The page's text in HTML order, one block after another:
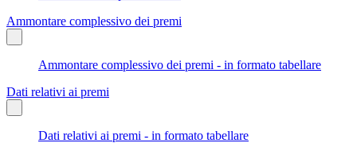
Ammontare complessivo dei premi
Ammontare complessivo dei premi - in formato tabellare
Dati relativi ai premi
Dati relativi ai premi - in formato tabellare